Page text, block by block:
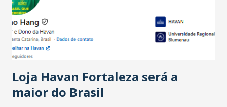
registraram equilíbrio financeiro. Já o percentual de
estabelecimentos no prejuízo ficou em 19%, pouco abaixo
do observado no mês anterior. Outros 1% não existiam em
novembro. Em relação a outubro, o faturamento também
cresceu. De acordo com a pesquisa, 44% dos n...
Loja Havan Fortaleza será a
maior do Brasil